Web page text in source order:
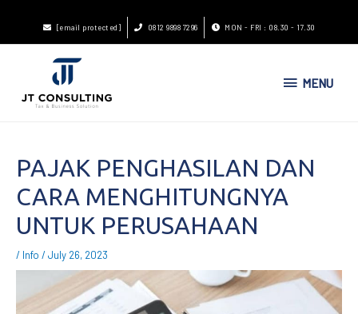
[email protected] 0812 9898 7296 MON - FRI : 08.30 - 17.30
MENU
PAJAK PENGHASILAN DAN
CARA MENGHITUNGNYA
UNTUK PERUSAHAAN
/ Info /July 26, 2023